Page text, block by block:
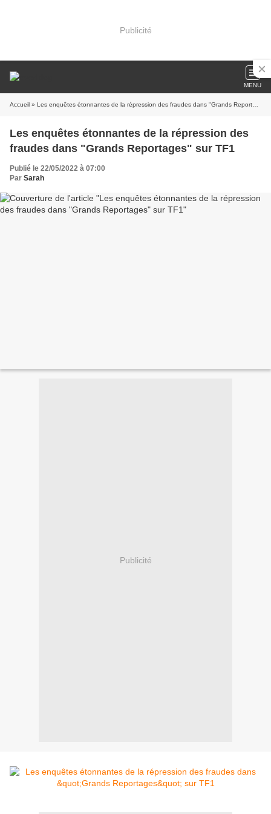
Publicité
MENU
Accueil » Les enquêtes étonnantes de la répression des fraudes dans "Grands Reportages" sur TF1
Les enquêtes étonnantes de la répression des
fraudes dans "Grands Reportages" sur TF1
Publié le 22/05/2022 à 07:00
Par Sarah
Publicité